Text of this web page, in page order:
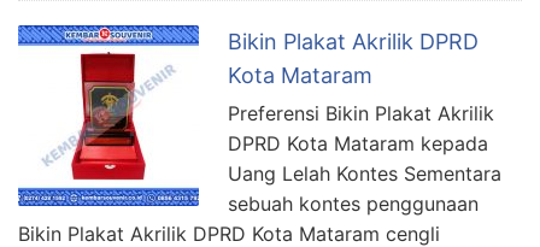
Bikin Plakat Akrilik DPRD
Kota Mataram
Preferensi Bikin Plakat Akrilik
DPRD Kota Mataram kepada
Uang Lelah Kontes Sementara
sebuah kontes penggunaan
Bikin Plakat Akrilik DPRD Kota Mataram cengli